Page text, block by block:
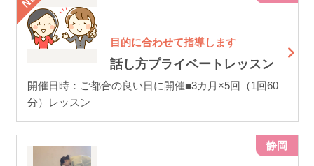
目的に合わせて指導します
話し方プライベートレッスン
開催日時：ご都合の良い日に開催■3カ月×5回（1回60
分）レッスン
静岡